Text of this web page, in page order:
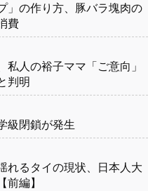
」の作り方、豚バラ塊肉の
費
私人の裕子ママ「ご意向」
判明
級閉鎖が発生
れるタイの現状、日本人大
編】